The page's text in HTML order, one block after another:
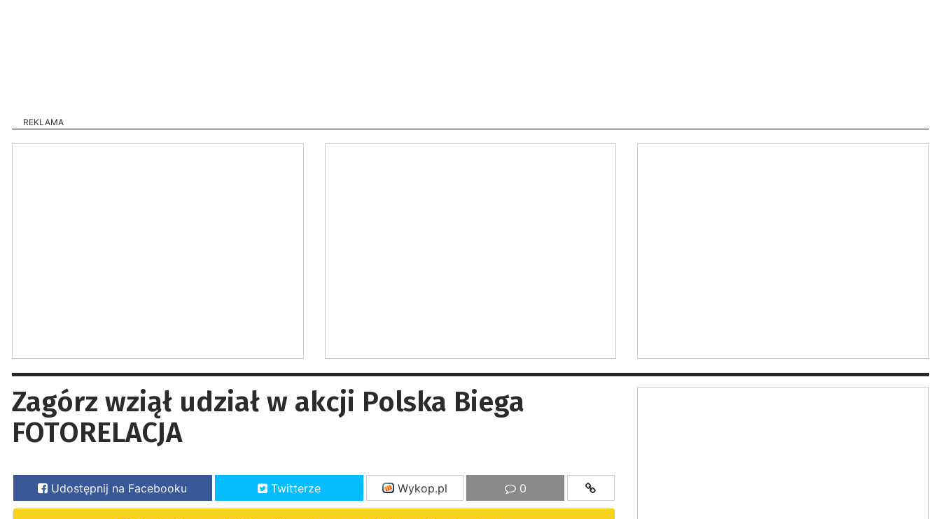
REKLAMA
Zagórz wziął udział w akcji Polska Biega
FOTORELACJA
Udostępnij na Facebooku Twitterze Wykop.pl 0